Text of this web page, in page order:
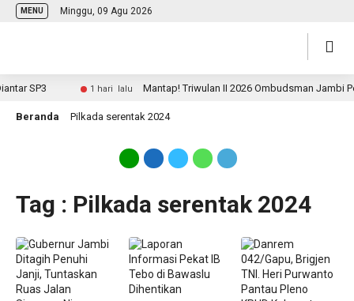
MENU Minggu, 09 Agu 2026
SP3 1 hari lalu Mantap! Triwulan II 2026 Ombudsman Jambi
Beranda Pilkada serentak 2024
Tag : Pilkada serentak 2024